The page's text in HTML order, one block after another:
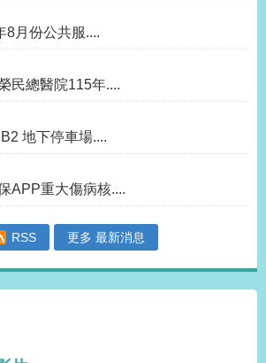
8月份公共服....
民總醫院115年....
地下停車場....
APP重大傷病核....
RSS 更多 最新消息